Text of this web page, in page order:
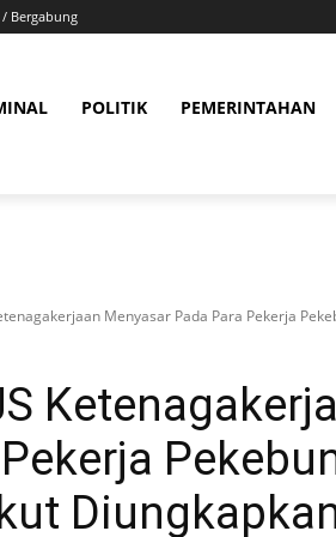
Bergabung
POLITIK PEMERINTAHAN
Menyasar Pada Para Pekerja